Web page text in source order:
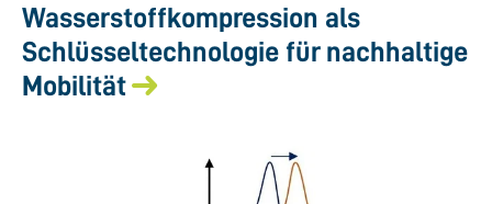
Wasserstoffkompression als
Schlüsseltechnologie für nachhaltige
Mobilität